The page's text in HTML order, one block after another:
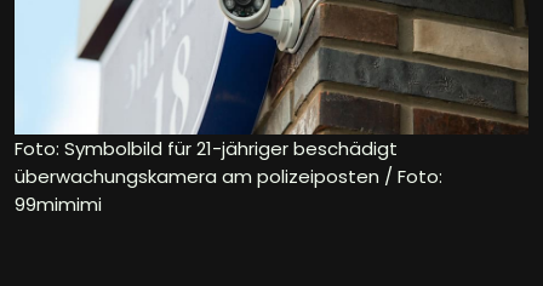
Foto: Symbolbild für 21-jähriger beschädigt
überwachungskamera am polizeiposten / Foto:
99mimimi